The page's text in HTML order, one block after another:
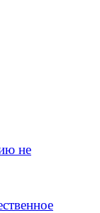
не